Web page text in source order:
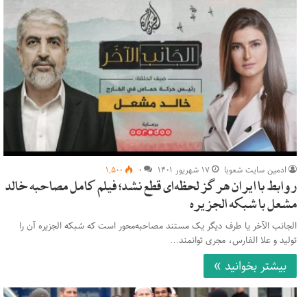
ادمین سایت شعوبا ۱۷ شهریور ۱۴۰۱ ۰ ۱,۵۰۰
روابط با ایران هرگز لحظه‌ای قطع نشد؛ فیلم کامل مصاحبه خالد
مشعل با شبکه الجزیره
الجانب الآخر یا طرف دیگر یک مستند مصاحبه‌محور است که شبکه الجزیره آن را
تولید و علا الفارس، مجری توانمند…
بیشتر بخوانید »